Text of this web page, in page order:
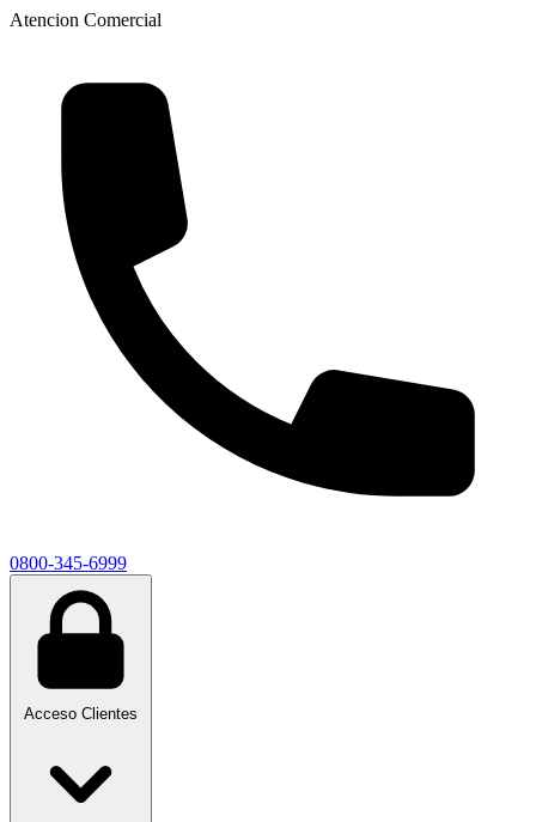
Atencion Comercial
0800-345-6999
Acceso Clientes